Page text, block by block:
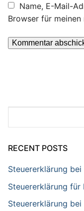
Name, E-Mail-
Browser für meinen
RECENT POSTS
Steuererklärung
Steuererklärung für
Steuererklärung